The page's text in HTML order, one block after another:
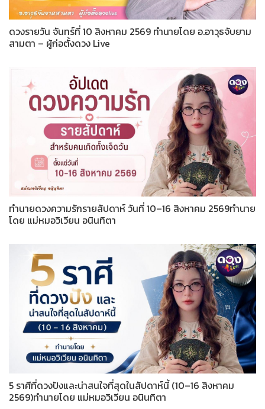
ดวงรายวัน จันทร์ที่ 10 สิงหาคม 2569 ทำนายโดย อ.อาวุธจับยาม
สามตา – ผู้ก่อตั้งดวง Live
ทำนายดวงความรักรายสัปดาห์ วันที่ 10–16 สิงหาคม 2569ทำนาย
โดย แม่หมอวิเวียน อนินทิตา
5 ราศีที่ดวงปังและน่าสนใจที่สุดในสัปดาห์นี้ (10–16 สิงหาคม
2569)ทำนายโดย แม่หมอวิเวียน อนินทิตา